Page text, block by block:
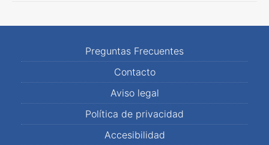
Preguntas Frecuentes
Contacto
Aviso legal
Política de privacidad
Accesibilidad